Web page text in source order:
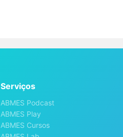
Serviços
ABMES Podcast
ABMES Play
ABMES Cursos